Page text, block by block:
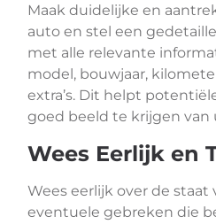
Maak duidelijke en
auto en stel een
met alle relevante
model, bouwjaar,
extra’s. Dit helpt
goed beeld te krijgen van
Wees Eerlijk en
Wees eerlijk over de staat
eventuele gebreken die